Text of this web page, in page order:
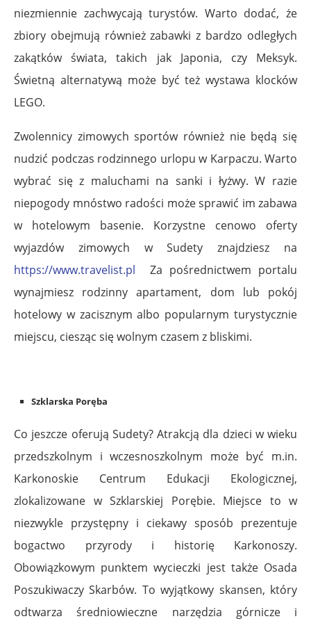
niezmiennie zachwycają turystów. Warto dodać, że
zbiory obejmują również zabawki z bardzo odległych
zakątków świata, takich jak Japonia, czy Meksyk.
Świetną alternatywą może być też wystawa klocków
LEGO.
Zwolennicy zimowych sportów również nie będą się
nudzić podczas rodzinnego urlopu w Karpaczu. Warto
wybrać się z maluchami na sanki i łyżwy. W razie
niepogody mnóstwo radości może sprawić im zabawa
w hotelowym basenie. Korzystne cenowo oferty
wyjazdów zimowych w Sudety znajdziesz na
https://www.travelist.pl Za pośrednictwem portalu
wynajmiesz rodzinny apartament, dom lub pokój
hotelowy w zacisznym albo popularnym turystycznie
miejscu, ciesząc się wolnym czasem z bliskimi.
Szklarska Poręba
Co jeszcze oferują Sudety? Atrakcją dla dzieci w wieku
przedszkolnym i wczesnoszkolnym może być m.in.
Karkonoskie Centrum Edukacji Ekologicznej,
zlokalizowane w Szklarskiej Porębie. Miejsce to w
niezwykle przystępny i ciekawy sposób prezentuje
bogactwo przyrody i historię Karkonoszy.
Obowiązkowym punktem wycieczki jest także Osada
Poszukiwaczy Skarbów. To wyjątkowy skansen, który
odtwarza średniowieczne narzędzia górnicze i